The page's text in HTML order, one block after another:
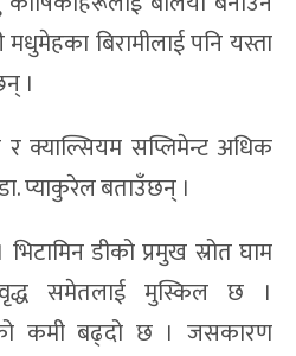
बिरामीलाई पनि यस्ता
।
र क्याल्सियम सप्लिमेन्ट अधिक
प्याकुरेल बताउँछन् ।
डीको प्रमुख स्रोत घाम
वृद्ध समेतलाई मुस्किल छ ।
कमी बढ्दो छ । जसकारण